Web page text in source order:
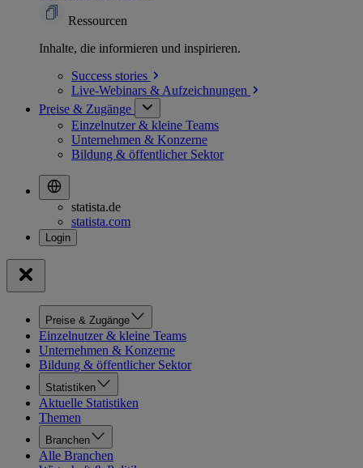
Ressourcen
Inhalte, die informieren und inspirieren.
Success stories
Live-Webinars & Aufzeichnungen
Preise & Zugänge
Einzelnutzer & kleine Teams
Unternehmen & Konzerne
Bildung & öffentlicher Sektor
statista.de
statista.com
Preise & Zugänge
Einzelnutzer & kleine Teams
Unternehmen & Konzerne
Bildung & öffentlicher Sektor
Statistiken
Aktuelle Statistiken
Themen
Branchen
Alle Branchen